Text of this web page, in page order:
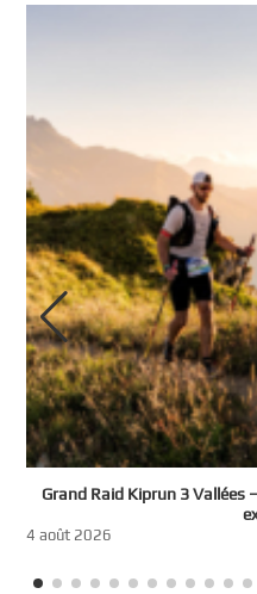
Grand Raid Kiprun 3 Vallées
4 août 2026